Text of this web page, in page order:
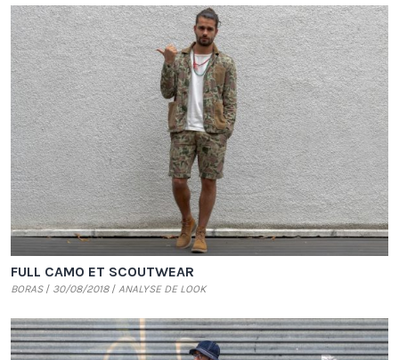
FULL CAMO ET SCOUTWEAR
BORAS 30/08/2018 ANALYSE DE LOOK